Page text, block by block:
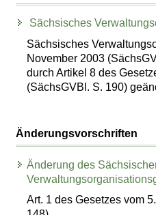
Sächsisches
Sächsisches
November 2003
durch Artikel 8 des
(SächsGVBl. S. 190)
Änderungsvorschriften
Änderung des
Art. 1 des Gesetzes vom